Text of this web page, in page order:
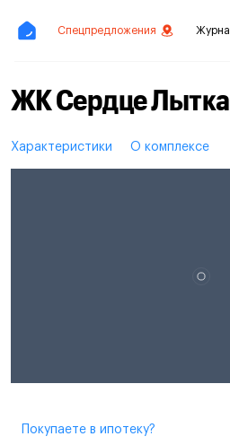
Спецпредложения
ЖК Сердце
Характеристики О комплексе
Покупаете в ипотеку?